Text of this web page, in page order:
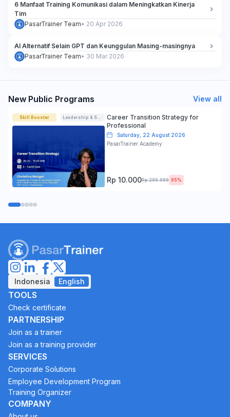
6 Manfaat Training Komunikasi dalam Meningkatkan Kinerja
Tim
PasarTrainer Team• 20 Apr 2026
AI Alternatif Selain GPT dan Keunggulan Masing-masingnya
PasarTrainer Team• 30 Mar 2026
New Public Programs View all
Skill Booster Leadership & Soft-skills
Career Transition Strategy for
Professional
Saturday, 22 August 2026
PasarTrainer Academy
Rp 10.000Rp 200.000 95%
Indonesia English
TOOLS
Check certificate
PARTNERSHIP
Join as a trainer
Join as a training provider
SERVICES
Corporate Solutions
Employee Development Program
Training Organizer
COMPANY